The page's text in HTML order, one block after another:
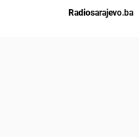
Radiosarajevo.ba